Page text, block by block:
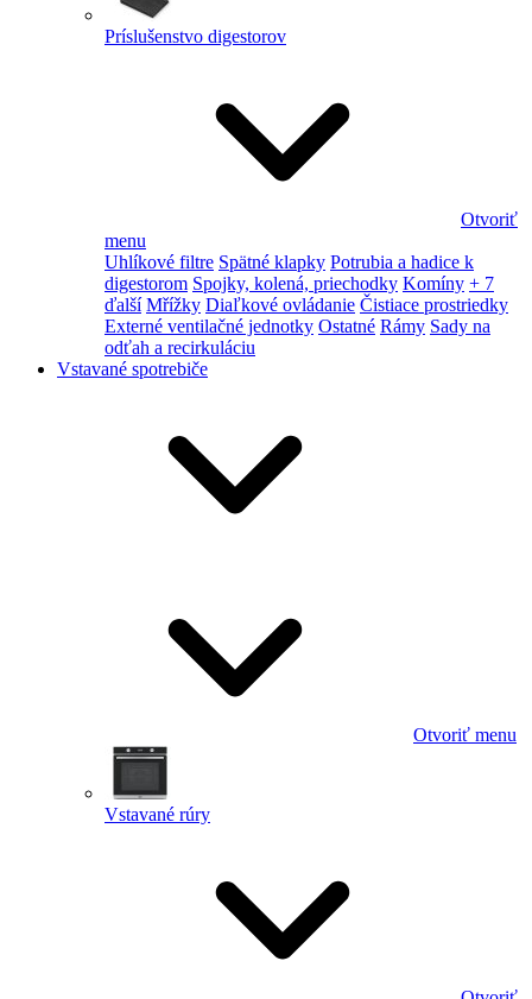
Príslušenstvo digestorov
Otvoriť
menu
Uhlíkové filtre Spätné klapky Potrubia a hadice k
digestorom Spojky, kolená, priechodky Komíny + 7
ďalší Mřížky Diaľkové ovládanie Čistiace prostriedky
Externé ventilačné jednotky Ostatné Rámy Sady na
odťah a recirkuláciu
Vstavané spotrebiče
Otvoriť menu
Vstavané rúry